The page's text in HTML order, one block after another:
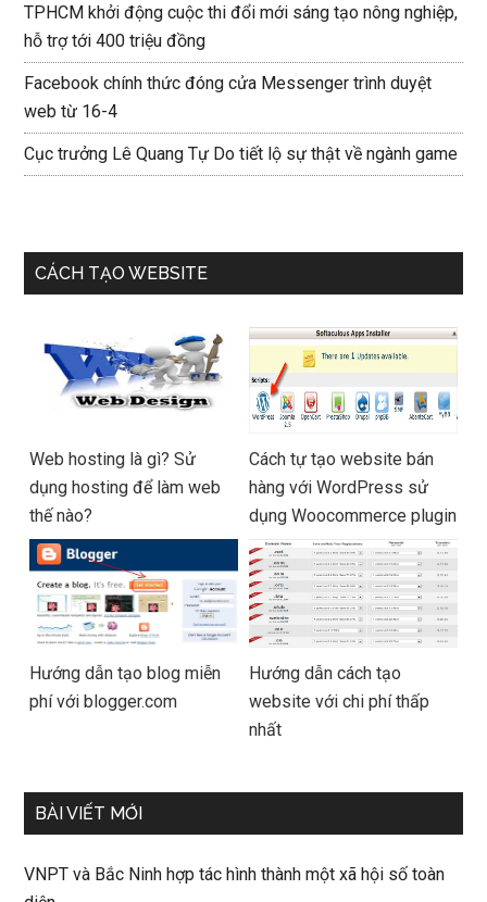
TPHCM khởi động cuộc thi đổi mới sáng tạo nông nghiệp,
hỗ trợ tới 400 triệu đồng
Facebook chính thức đóng cửa Messenger trình duyệt
web từ 16-4
Cục trưởng Lê Quang Tự Do tiết lộ sự thật về ngành game
CÁCH TẠO WEBSITE
Web hosting là gì? Sử
dụng hosting để làm web
thế nào?
Cách tự tạo website bán
hàng với WordPress sử
dụng Woocommerce plugin
Hướng dẫn tạo blog miễn
phí với blogger.com
Hướng dẫn cách tạo
website với chi phí thấp
nhất
BÀI VIẾT MỚI
VNPT và Bắc Ninh hợp tác hình thành một xã hội số toàn